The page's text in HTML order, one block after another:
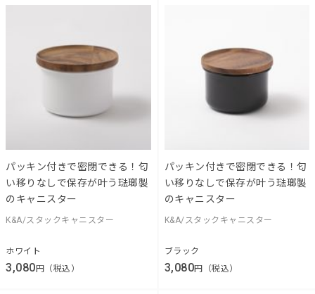
パッキン付きで密閉できる！匂
い移りなしで保存が叶う琺瑯製
のキャニスター
K&A/スタックキャニスター
ホワイト
3,080 円（税込）
パッキン付きで密閉できる！匂
い移りなしで保存が叶う琺瑯製
のキャニスター
K&A/スタックキャニスター
ブラック
3,080円（税込）